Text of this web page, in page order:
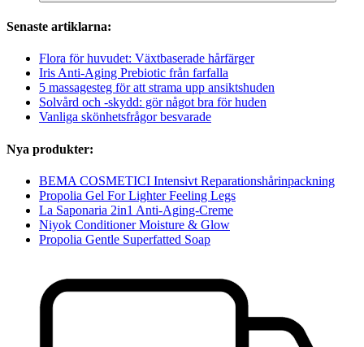
Senaste artiklarna:
Flora för huvudet: Växtbaserade hårfärger
Iris Anti-Aging Prebiotic från farfalla
5 massagesteg för att strama upp ansiktshuden
Solvård och -skydd: gör något bra för huden
Vanliga skönhetsfrågor besvarade
Nya produkter:
BEMA COSMETICI Intensivt Reparationshårinpackning
Propolia Gel For Lighter Feeling Legs
La Saponaria 2in1 Anti-Aging-Creme
Niyok Conditioner Moisture & Glow
Propolia Gentle Superfatted Soap